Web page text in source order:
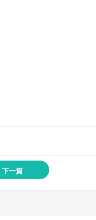
下一篇